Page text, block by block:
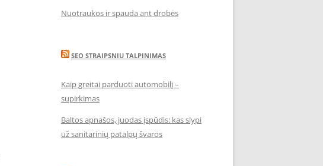
Nuotraukos ir spauda ant drobės
SEO STRAIPSNIU TALPINIMAS
Kaip greitai parduoti automobilį –
supirkimas
Baltos apnašos, juodas įspūdis: kas slypi
už sanitarinių patalpų švaros